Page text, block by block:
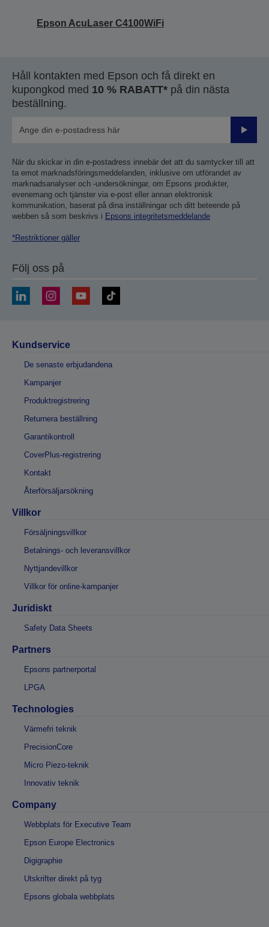
Epson AcuLaser C4100WiFi
Håll kontakten med Epson och få direkt en
kupongkod med 10 % RABATT* på din nästa
beställning.
Skicka
När du skickar in din e-postadress innebär det att du samtycker till att
ta emot marknadsföringsmeddelanden, inklusive om utförandet av
marknadsanalyser och -undersökningar, om Epsons produkter,
evenemang och tjänster via e-post eller annan elektronisk
kommunikation, baserat på dina inställningar och ditt beteende på
webben så som beskrivs i Epsons integritetsmeddelande
*Restriktioner gäller
Följ oss på
Kundservice
De senaste erbjudandena
Kampanjer
Produktregistrering
Returnera beställning
Garantikontroll
CoverPlus-registrering
Kontakt
Återförsäljarsökning
Villkor
Försäljningsvillkor
Betalnings- och leveransvillkor
Nyttjandevillkor
Villkor för online-kampanjer
Juridiskt
Safety Data Sheets
Partners
Epsons partnerportal
LPGA
Technologies
Värmefri teknik
PrecisionCore
Micro Piezo-teknik
Innovativ teknik
Company
Webbplats för Executive Team
Epson Europe Electronics
Digigraphie
Utskrifter direkt på tyg
Epsons globala webbplats